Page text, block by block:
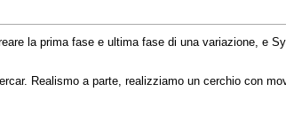
la prima fase e ultima fase di una variazione, e
Realismo a parte, realizziamo un cerchio con